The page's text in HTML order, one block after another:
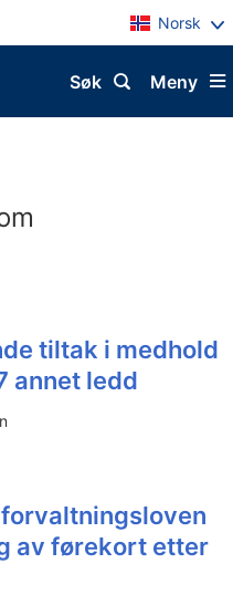
Norsk
Meny
Søk
tiltak i medhold
annet ledd
av førekort etter